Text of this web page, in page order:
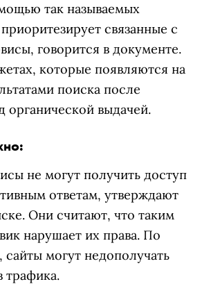
так называемых
связанные с
говорится в документе.
которые появляются на
поиска после
органической выдачей.
не могут получить доступ
ответам, утверждают
Они считают, что таким
нарушает их права. По
могут недополучать
трафика.